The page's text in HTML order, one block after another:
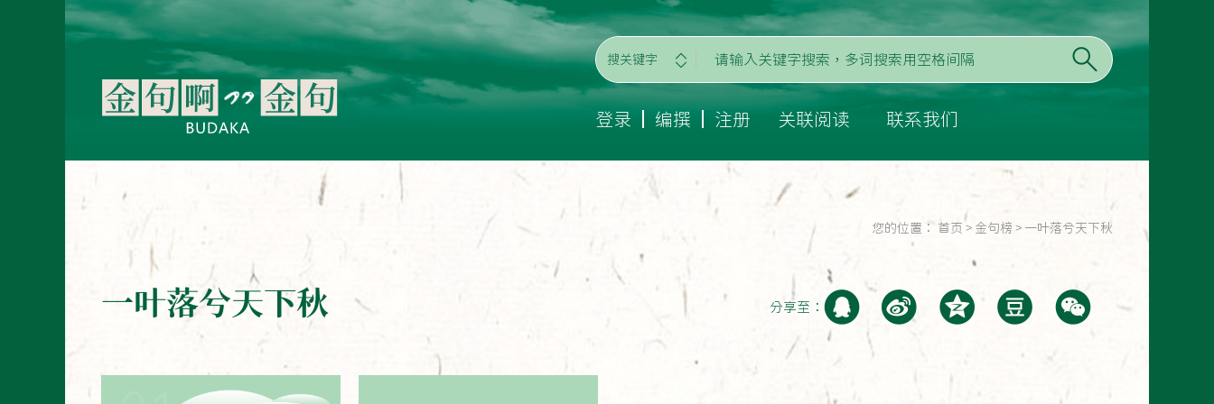
搜关键字
登录 编撰 注册 关联阅读 联系我们
您的位置： 首页 > 金句榜 > 一叶落兮天下秋
一叶落兮天下秋 分享至：